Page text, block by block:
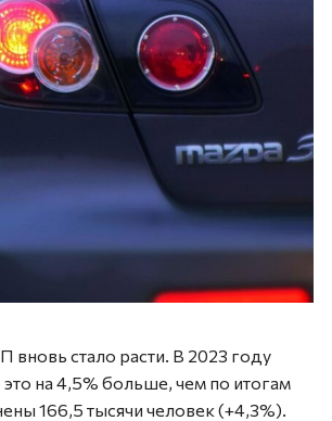
вновь стало расти. В 2023 году
на 4,5% больше, чем по итогам
166,5 тысячи человек (+4,3%).